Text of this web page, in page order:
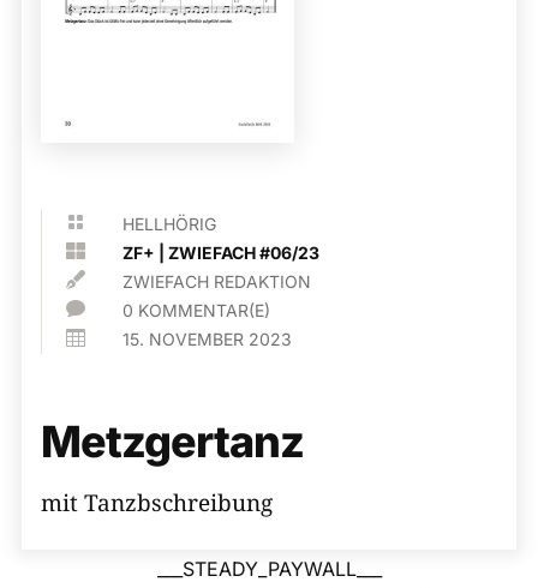
 HELLHÖRIG
 ZF+ |ZWIEFACH #06/23
 ZWIEFACH REDAKTION
 0 KOMMENTAR(E)
 15. NOVEMBER 2023
Metzgertanz
mit Tanzbschreibung
___STEADY_PAYWALL___